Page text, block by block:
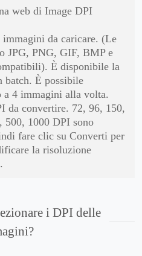
web di Image DPI
immagini da caricare. (Le
JPG, PNG, GIF, BMP e
È disponibile la
batch. È possibile
a 4 immagini alla volta.
da convertire. 72, 96, 150,
500, 1000 DPI sono
fare clic su Converti per
la risoluzione
i DPI delle